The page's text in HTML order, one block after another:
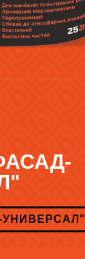
УНИВЕРСАЛ"